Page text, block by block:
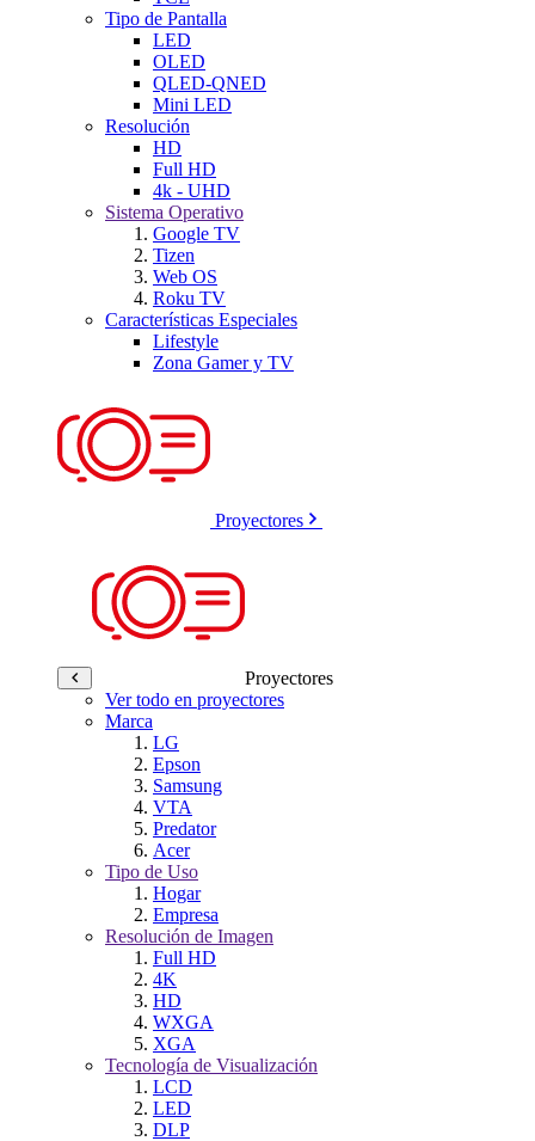
Tipo de Pantalla
LED
OLED
QLED-QNED
Mini LED
Resolución
HD
Full HD
4k - UHD
Sistema Operativo
Google TV
Tizen
Web OS
Roku TV
Características Especiales
Lifestyle
Zona Gamer y TV
Proyectores
Proyectores
Ver todo en proyectores
Marca
LG
Epson
Samsung
VTA
Predator
Acer
Tipo de Uso
Hogar
Empresa
Resolución de Imagen
Full HD
4K
HD
WXGA
XGA
Tecnología de Visualización
LCD
LED
DLP